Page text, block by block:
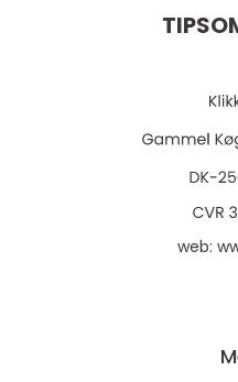
web: